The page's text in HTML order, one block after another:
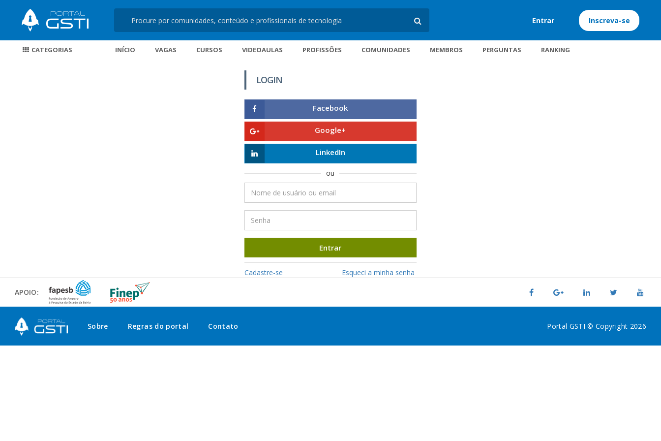
Entrar Inscreva-se
CATEGORIAS INÍCIO VAGAS CURSOS VIDEOAULAS PROFISSÕES COMUNIDADES MEMBROS PERGUNTAS RANKING
LOGIN
Facebook
Google+
LinkedIn
ou
Entrar
Cadastre-se Esqueci a minha senha
APOIO:
Sobre Regras do portal Contato Portal GSTI © Copyright 2026